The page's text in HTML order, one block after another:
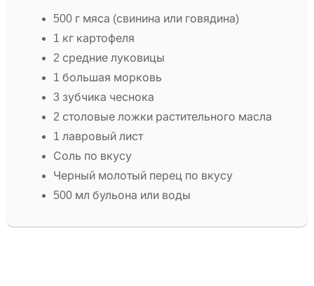
500 г мяса (свинина или говядина)
1 кг картофеля
2 средние луковицы
1 большая морковь
3 зубчика чеснока
2 столовые ложки растительного масла
1 лавровый лист
Соль по вкусу
Черный молотый перец по вкусу
500 мл бульона или воды